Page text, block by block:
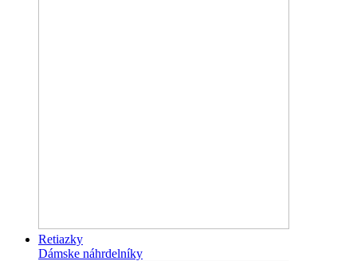
Retiazky
Dámske náhrdelníky